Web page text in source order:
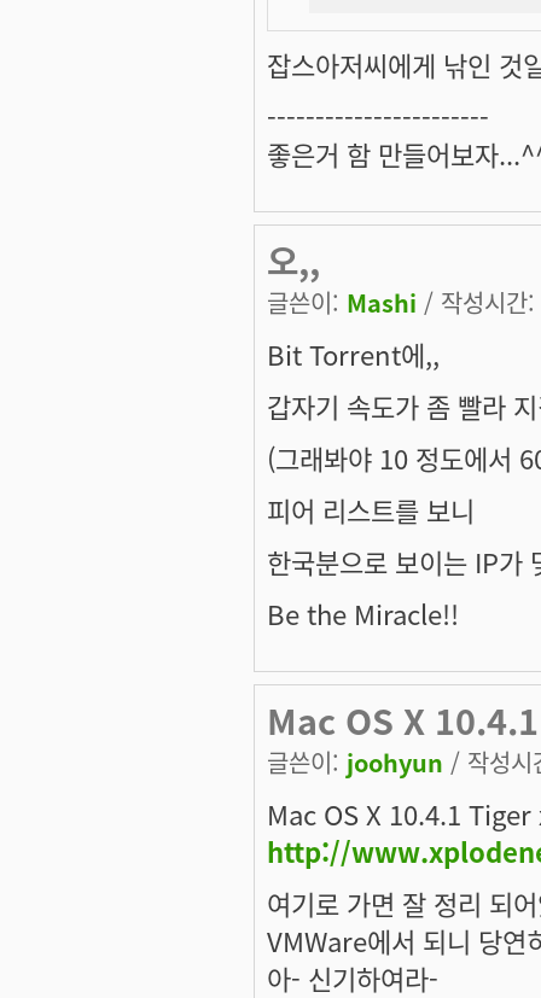
잡스아저씨에게 낚인 것
-----------------------
좋은거 함 만들어보자
오,,
글쓴이: Mashi / 작성시
Bit Torrent에,,
갑자기 속도가 좀 빨라
(그래봐야 10 정도에서
피어 리스트를 보니
한국분으로 보이는 IP가
Be the Miracle!!
Mac OS X
글쓴이: joohyun / 작성
Mac OS X 10.4.1
http://
여기로 가면 잘 정리 되
VMWare에서 되니 당
아- 신기하여라-